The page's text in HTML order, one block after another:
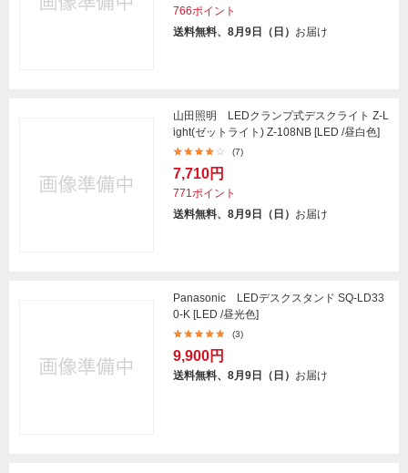
766ポイント
送料無料、8月9日（日） お届け
山田照明 LEDクランプ式デスクライト Z-L
ight(ゼットライト) Z-108NB [LED /昼白色]
(7)
7,710円
771ポイント
送料無料、8月9日（日） お届け
Panasonic LEDデスクスタンド SQ-LD33
0-K [LED /昼光色]
(3)
9,900円
送料無料、8月9日（日） お届け